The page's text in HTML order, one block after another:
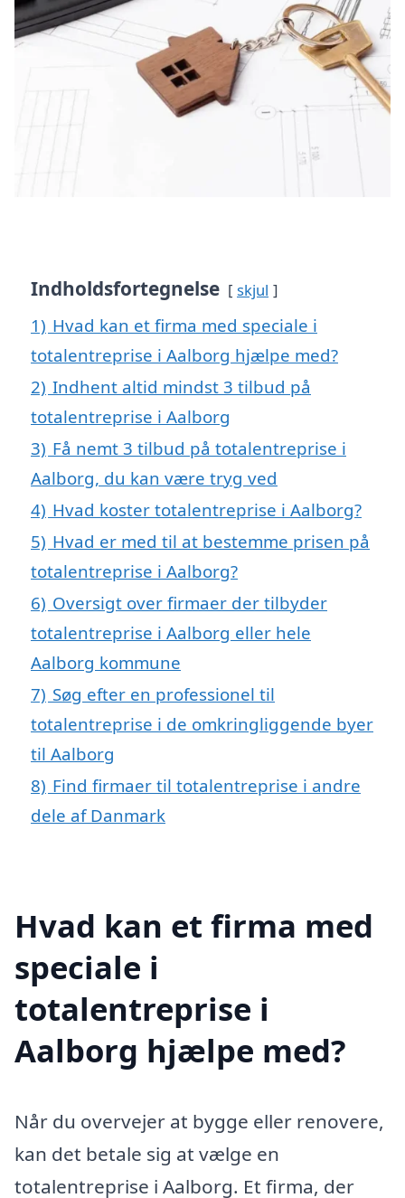
Indholdsfortegnelse skjul
1) Hvad kan et firma med speciale i
totalentreprise i Aalborg hjælpe med?
2) Indhent altid mindst 3 tilbud på
totalentreprise i Aalborg
3) Få nemt 3 tilbud på totalentreprise i
Aalborg, du kan være tryg ved
4) Hvad koster totalentreprise i Aalborg?
5) Hvad er med til at bestemme prisen på
totalentreprise i Aalborg?
6) Oversigt over firmaer der tilbyder
totalentreprise i Aalborg eller hele
Aalborg kommune
7) Søg efter en professionel til
totalentreprise i de omkringliggende byer
til Aalborg
8) Find firmaer til totalentreprise i andre
dele af Danmark
Hvad kan et firma med
speciale i
totalentreprise i
Aalborg hjælpe med?
Når du overvejer at bygge eller renovere,
kan det betale sig at vælge en
totalentreprise i Aalborg. Et firma, der